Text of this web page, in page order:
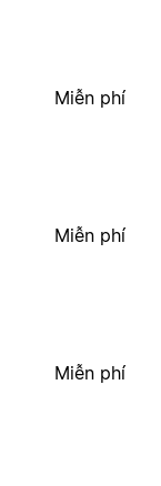
Miễn phí
Miễn phí
Miễn phí